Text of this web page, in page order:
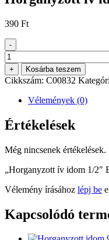
390 Ft
-
Horganyzott
ív
idom
1/2"
mennyiség
+ Kosárba teszem
Cikkszám: C00832
Vélemények (0)
Értékelések
Még nincsenek értékelések.
„Horganyzott ív idom 1/2″
Vélemény írásához lépj be
Kapcsolódó